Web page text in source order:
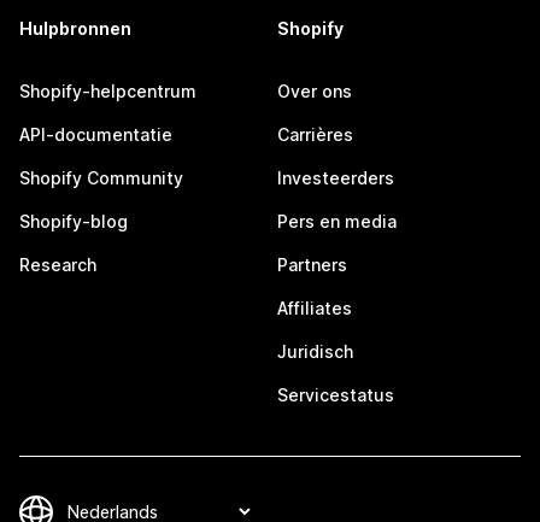
Hulpbronnen
Shopify-helpcentrum
API-documentatie
Shopify Community
Shopify-blog
Research
Shopify
Over ons
Carrières
Investeerders
Pers en media
Partners
Affiliates
Juridisch
Servicestatus